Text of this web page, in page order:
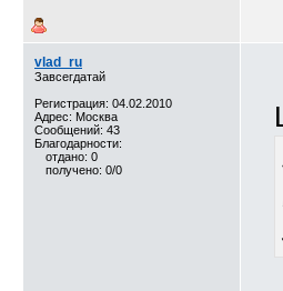
vlad_ru
Завсегдатай
Регистрация: 04.02.2010
Адрес: Москва
Сообщений: 43
Благодарности:
отдано: 0
получено: 0/0